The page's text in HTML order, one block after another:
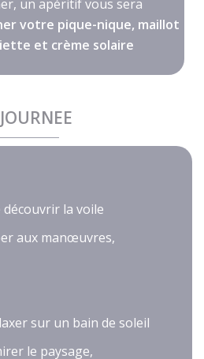
un apéritif vous sera
votre pique-nique, maillot
et crème solaire
découvrir la voile
aux manœuvres,
sur un bain de soleil
le paysage,